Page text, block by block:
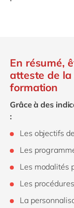
En résumé,
atteste de
formation
Grâce à des
:
Les objectifs
Les
Les modalités
Les
La